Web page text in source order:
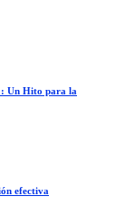
Un Hito para la
efectiva